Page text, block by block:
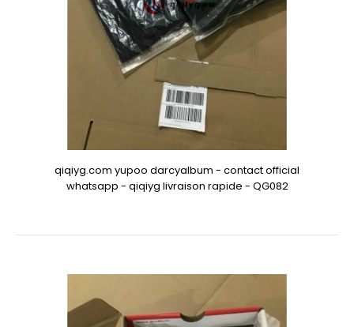
qiqiyg.com yupoo darcyalbum - contact official
whatsapp - qiqiyg livraison rapide - QG082